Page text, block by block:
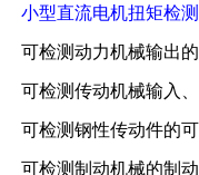
小型直流电机扭矩检
可检测动力机械输出
可检测传动机械输入
可检测钢性传动件的
可检测制动机械的制